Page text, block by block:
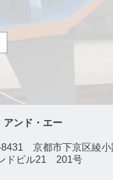
アンド・エー
8431 京都市下京区綾小
ドビル21 201号